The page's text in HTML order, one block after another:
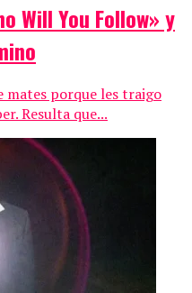
Will You Follow» y
mates porque les traigo
Resulta que...